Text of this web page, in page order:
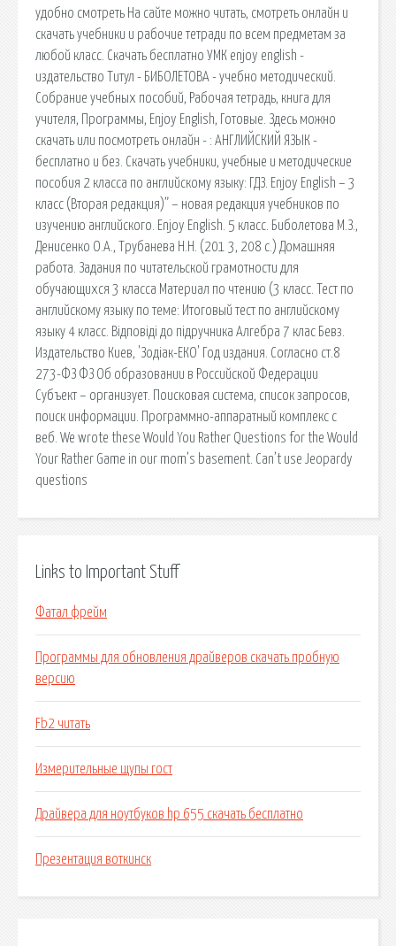
удобно смотреть На сайте можно читать, смотреть онлайн и
скачать учебники и рабочие тетради по всем предметам за
любой класс. Скачать бесплатно УМК enjoy english -
издательство Титул - БИБОЛЕТОВА - учебно методический.
Собрание учебных пособий, Рабочая тетрадь, книга для
учителя, Программы, Enjoy English, Готовые. Здесь можно
скачать или посмотреть онлайн - : АНГЛИЙСКИЙ ЯЗЫК -
бесплатно и без. Скачать учебники, учебные и методические
пособия 2 класса по английскому языку: ГДЗ. Enjoy English – 3
класс (Вторая редакция)” – новая редакция учебников по
изучению английского. Enjoy English. 5 класс. Биболетова М.З.,
Денисенко О.А., Трубанева Н.Н. (201 3, 208 с.) Домашняя
работа. Задания по читательской грамотности для
обучающихся 3 класса Материал по чтению (3 класс. Тест по
английскому языку по теме: Итоговый тест по английскому
языку 4 класс. Відповіді до підручника Алгебра 7 клас Бевз.
Издательство Киев, 'Зодіак-ЕКО' Год издания. Согласно ст.8
273-ФЗ ФЗ Об образовании в Российской Федерации
Субъект – организует. Поисковая сиcтема, список запросов,
поиск информации. Программно-аппаратный комплекс с
веб. We wrote these Would You Rather Questions for the Would
Your Rather Game in our mom’s basement. Can’t use Jeopardy
questions
Links to Important Stuff
Фатал фрейм
Программы для обновления драйверов скачать пробную
версию
Fb2 читать
Измерительные щупы гост
Драйвера для ноутбуков hp 655 скачать бесплатно
Презентация воткинск